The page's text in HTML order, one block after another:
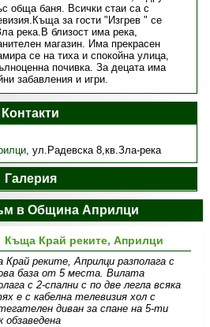
обща баня. Всички стаи са с
за гости "Изгрев " се
река.В близост има река,
магазин. Има прекрасен
се на тиха и спокойна улица,
почивка. За децата има
забавления и игри.
Контакти
,ул.Радевска 8,кв.Зла-река
Галерия
в Община Априлци
Къща Край реките, Априлци
Край реките, Априлци разполага с
база от 5 места. Вилата
с 2-спални с по две легла всяка
е с кабелна телевизия хол с
диван за спане на 5-ти
обзаведена